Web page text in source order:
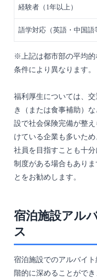
経験者（1年以上）
語学対応（英語・中国語
※上記は都市部の平均
条件により異なります。
福利厚生については、
き（または食事補助）
設で社会保険完備が整
けている企業も多いた
社員を目指すことも十
制度がある場合もあり
とをお勧めします。
宿泊施設アル
ス
宿泊施設でのアルバイ
階的に深めることができ